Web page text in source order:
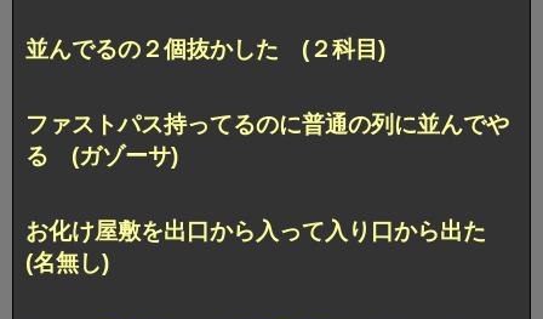
並んでるの２個抜かした (２科目)
ファストパス持ってるのに普通の列に並んでや
る (ガゾーサ)
お化け屋敷を出口から入って入り口から出た
(名無し)